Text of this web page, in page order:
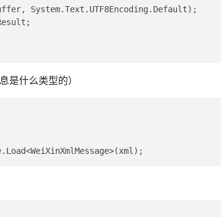
System.Text.UTF8Encoding.Default);
什么类型的）